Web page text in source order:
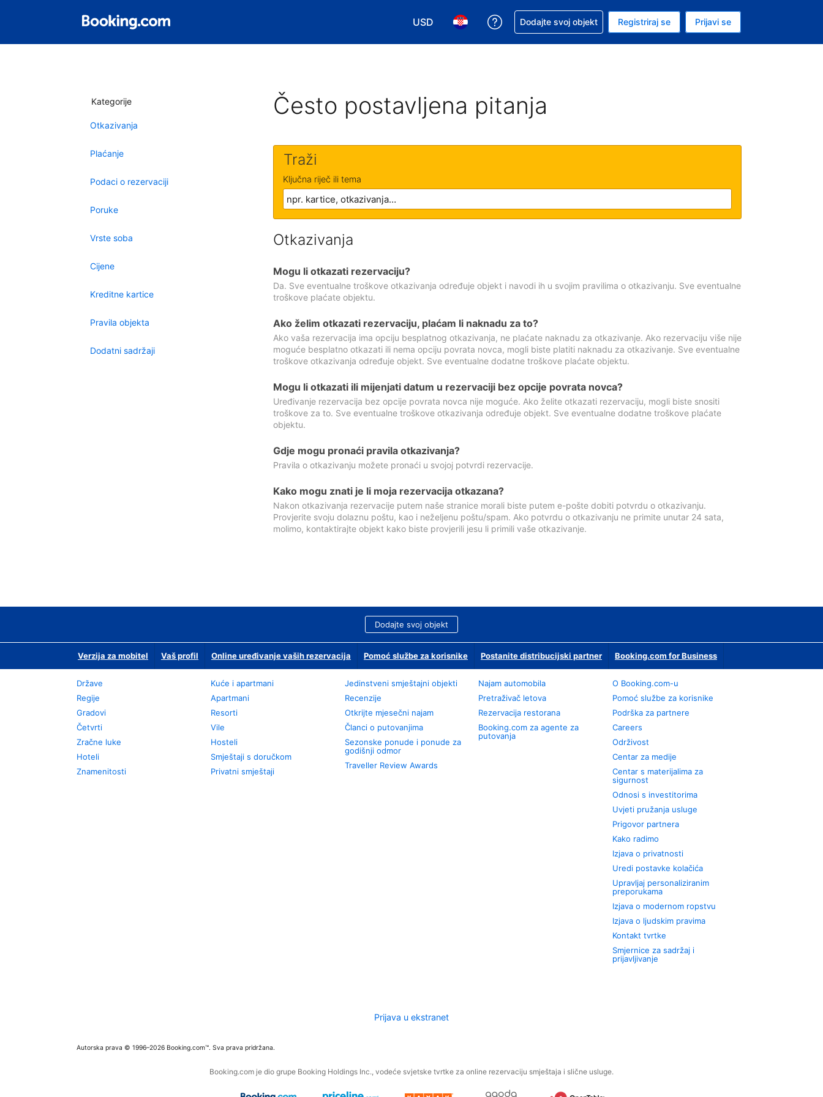
USD
Odaberite valutu. Vaša je trenutačna valuta Američki dolar
Odaberite svoj jezik. Vaš je trenutačni jezik Hrvatskom
Zatražite pomoć sa svojom rezervacijom
Dodajte svoj objekt Registriraj se Prijavi se
Kategorije
Otkazivanja
Plaćanje
Podaci o rezervaciji
Poruke
Vrste soba
Cijene
Kreditne kartice
Pravila objekta
Dodatni sadržaji
Često postavljena pitanja
Traži
Ključna riječ ili tema
Otkazivanja
Mogu li otkazati rezervaciju?
Da. Sve eventualne troškove otkazivanja određuje objekt i navodi ih u svojim pravilima o otkazivanju. Sve eventualne
troškove plaćate objektu.
Ako želim otkazati rezervaciju, plaćam li naknadu za to?
Ako vaša rezervacija ima opciju besplatnog otkazivanja, ne plaćate naknadu za otkazivanje. Ako rezervaciju više nije
moguće besplatno otkazati ili nema opciju povrata novca, mogli biste platiti naknadu za otkazivanje. Sve eventualne
troškove otkazivanja određuje objekt. Sve eventualne dodatne troškove plaćate objektu.
Mogu li otkazati ili mijenjati datum u rezervaciji bez opcije povrata novca?
Uređivanje rezervacija bez opcije povrata novca nije moguće. Ako želite otkazati rezervaciju, mogli biste snositi
troškove za to. Sve eventualne troškove otkazivanja određuje objekt. Sve eventualne dodatne troškove plaćate
objektu.
Gdje mogu pronaći pravila otkazivanja?
Pravila o otkazivanju možete pronaći u svojoj potvrdi rezervacije.
Kako mogu znati je li moja rezervacija otkazana?
Nakon otkazivanja rezervacije putem naše stranice morali biste putem e-pošte dobiti potvrdu o otkazivanju.
Provjerite svoju dolaznu poštu, kao i neželjenu poštu/spam. Ako potvrdu o otkazivanju ne primite unutar 24 sata,
molimo, kontaktirajte objekt kako biste provjerili jesu li primili vaše otkazivanje.
Dodajte svoj objekt
Verzija za mobitel Vaš profil Online uređivanje vaših rezervacija Pomoć službe za korisnike Postanite distribucijski partner Booking.com for Business
Države
Regije
Gradovi
Četvrti
Zračne luke
Hoteli
Znamenitosti
Kuće i apartmani
Apartmani
Resorti
Vile
Hosteli
Smještaji s doručkom
Privatni smještaji
Jedinstveni smještajni objekti
Recenzije
Otkrijte mjesečni najam
Članci o putovanjima
Sezonske ponude i ponude za
godišnji odmor
Traveller Review Awards
Najam automobila
Pretraživač letova
Rezervacija restorana
Booking.com za agente za
putovanja
O Booking.com-u
Pomoć službe za korisnike
Podrška za partnere
Careers
Održivost
Centar za medije
Centar s materijalima za
sigurnost
Odnosi s investitorima
Uvjeti pružanja usluge
Prigovor partnera
Kako radimo
Izjava o privatnosti
Uredi postavke kolačića
Upravljaj personaliziranim
preporukama
Izjava o modernom ropstvu
Izjava o ljudskim pravima
Kontakt tvrtke
Smjernice za sadržaj i
prijavljivanje
Prijava u ekstranet
Autorska prava © 1996–2026 Booking.com™. Sva prava pridržana.
Booking.com je dio grupe Booking Holdings Inc., vodeće svjetske tvrtke za online rezervaciju smještaja i slične usluge.